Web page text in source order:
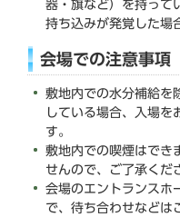
器・旗など）を持って
持ち込みが発覚した場
会場での注意事項
敷地内での水分補給を
している場合、入場を
す。
敷地内での喫煙はでき
せんので、ご了承くだ
会場のエントランスホ
で、待ち合わせなどは